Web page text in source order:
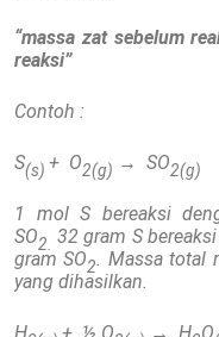
“massa zat sebelum
reaksi”
Contoh :
S(s) + O2(g) → SO2(g)
1 mol S bereaksi
SO2. 32 gram S
gram SO2. Massa total
yang dihasilkan.